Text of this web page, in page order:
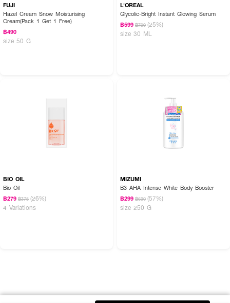
FUJI
Hazel Cream Snow Moisturising
Cream(Pack 1 Get 1 Free)
฿490
size 50 G
L'OREAL
Glycolic-Bright Instant Glowing Serum
฿599 ฿799 (25%)
size 30 ML
BIO OIL
Bio Oil
฿279 ฿375 (26%)
4 Variations
MIZUMI
B3 AHA Intense White Body Booster
฿299 ฿690 (57%)
size 250 G